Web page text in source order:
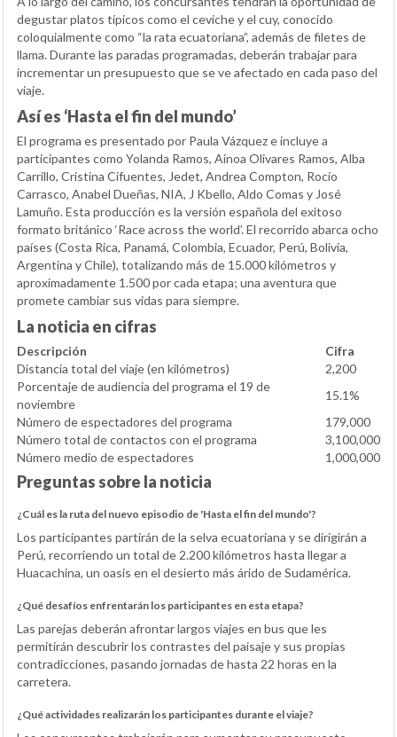
degustar platos típicos como el ceviche y el cuy, conocido
coloquialmente como “la rata ecuatoriana”, además de filetes de
llama. Durante las paradas programadas, deberán trabajar para
incrementar un presupuesto que se ve afectado en cada paso del
viaje.
Así es ‘Hasta el fin del mundo’
El programa es presentado por Paula Vázquez e incluye a
participantes como Yolanda Ramos, Ainoa Olivares Ramos, Alba
Carrillo, Cristina Cifuentes, Jedet, Andrea Compton, Rocío
Carrasco, Anabel Dueñas, NIA, J Kbello, Aldo Comas y José
Lamuño. Esta producción es la versión española del exitoso
formato británico ‘Race across the world’. El recorrido abarca ocho
países (Costa Rica, Panamá, Colombia, Ecuador, Perú, Bolivia,
Argentina y Chile), totalizando más de 15.000 kilómetros y
aproximadamente 1.500 por cada etapa; una aventura que
promete cambiar sus vidas para siempre.
La noticia en cifras
Descripción
Cifra
Distancia total del viaje (en kilómetros)
2,200
Porcentaje de audiencia del programa el 19 de
noviembre
15.1%
Número de espectadores del programa
179,000
Número total de contactos con el programa
3,100,000
Número medio de espectadores
1,000,000
Preguntas sobre la noticia
¿Cuál es la ruta del nuevo episodio de 'Hasta el fin del mundo'?
Los participantes partirán de la selva ecuatoriana y se dirigirán a
Perú, recorriendo un total de 2.200 kilómetros hasta llegar a
Huacachina, un oasis en el desierto más árido de Sudamérica.
¿Qué desafíos enfrentarán los participantes en esta etapa?
Las parejas deberán afrontar largos viajes en bus que les
permitirán descubrir los contrastes del paisaje y sus propias
contradicciones, pasando jornadas de hasta 22 horas en la
carretera.
¿Qué actividades realizarán los participantes durante el viaje?